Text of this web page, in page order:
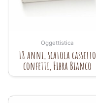
Oggettistica
18 anni, scatola cassetto
confetti, Fibra Bianco